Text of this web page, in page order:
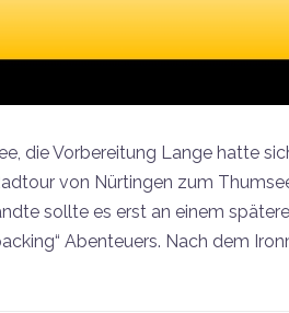
die Vorbereitung Lange hatte
von Nürtingen zum
sollte es erst an einem
Abenteuers. Nach dem